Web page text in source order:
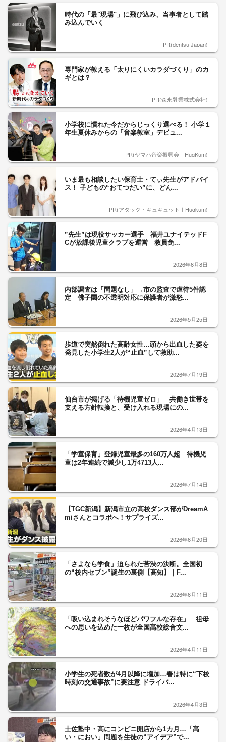
時代の「最"現場"」に飛び込み、当事者として踏
み込んでいく
PR(dentsu Japan)
専門家が教える「太りにくいカラダづくり」のカ
ギとは？
PR(森永乳業株式会社)
小学校に慣れた今だからじっくり選べる！ 小学１
年生夏休みからの「音楽教室」デビュ...
PR(ヤマハ音楽振興会｜HugKum)
いま最も相談したい保育士・てぃ先生がアドバイ
ス！ 子どもの“おてつだい”に、どん...
PR(アタック・キュキュット｜Hugkum)
”先生”は現役サッカー選手 福井ユナイテッドF
Cが放課後児童クラブを運営 教員免...
2026年6月8日
内部調査は「問題なし」→市の監査で虐待5件認
定 佛子園の不透明対応に保護者が激怒...
2026年5月25日
歩道で突然倒れた高齢女性…頭から出血した姿を
発見した小学生2人が“止血”して救助...
2026年7月19日
仙台市が掲げる「待機児童ゼロ」 共働き世帯を
支える方針転換と、受け入れる現場にの...
2026年4月13日
「学童保育」登録児童最多の160万人超 待機児
童は2年連続で減少し1万4713人...
2026年7月14日
【TGC新潟】新潟市立の高校ダンス部がDreamA
miさんとコラボへ！サプライズ...
2026年6月20日
「さよなら学食」迫られた苦渋の決断。全国初
の“校内セブン”誕生の裏側【高知】｜F...
2026年6月11日
「吸い込まれそうなほどパワフルな存在」 祖母
への思いを込めた一枚が全国高校総合文...
2026年4月11日
小学生の死者数が4月以降に増加…春は特に“下校
時刻の交通事故”に要注意 ドライバ...
2026年4月3日
土佐塾中・高にコンビニ開店から1カ月…「高
い・におい」問題を生徒の“アイデア”で...